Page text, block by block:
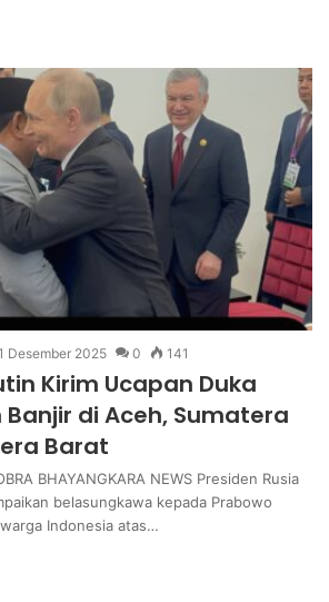
Desember 2025 0 141
Kirim Ucapan Duka
di Aceh, Sumatera
Barat
BHAYANGKARA NEWS Presiden Rusia
belasungkawa kepada Prabowo
Indonesia atas…